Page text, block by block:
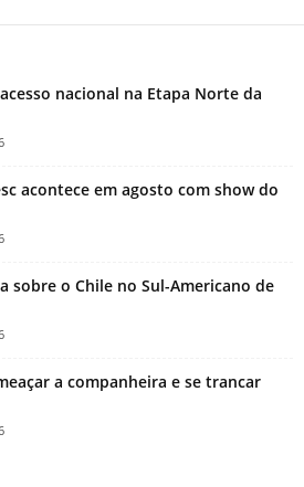
nacional na Etapa Norte da
acontece em agosto com show do
sobre o Chile no Sul-Americano de
a companheira e se trancar